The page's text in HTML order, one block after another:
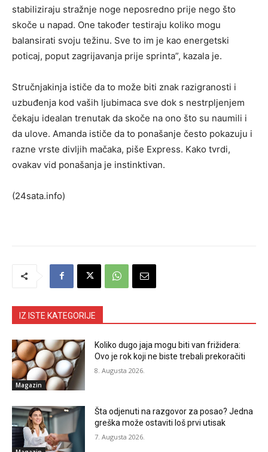
stabiliziraju stražnje noge neposredno prije nego što
skoče u napad. One također testiraju koliko mogu
balansirati svoju težinu. Sve to im je kao energetski
poticaj, poput zagrijavanja prije sprinta”, kazala je.
Stručnjakinja ističe da to može biti znak razigranosti i
uzbuđenja kod vaših ljubimaca sve dok s nestrpljenjem
čekaju idealan trenutak da skoče na ono što su naumili i
da ulove. Amanda ističe da to ponašanje često pokazuju i
razne vrste divljih mačaka, piše Express. Kako tvrdi,
ovakav vid ponašanja je instinktivan.
(24sata.info)
IZ ISTE KATEGORIJE
Magazin
Koliko dugo jaja mogu biti van frižidera:
Ovo je rok koji ne biste trebali prekoračiti
8. Augusta 2026.
Šta odjenuti na razgovor za posao? Jedna
greška može ostaviti loš prvi utisak
7. Augusta 2026.